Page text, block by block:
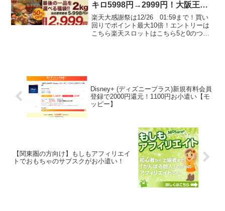
キロ5998円→2999円！大阪王
将、長崎ちゃんぽんも半額
楽天大感謝祭は12/26 01:59まで！買い
回りでポイント最大10倍！エントリーは
こちら楽天スロットはこちら5と0のつく
Disney+ (ディズニープラス)新規有料会員
登録で2000円還元！1100円お小遣い【モ
ッピー】
【関東圏の方向け】もしもアフィリエイ
トでおもちゃのサブスクがお小遣い！